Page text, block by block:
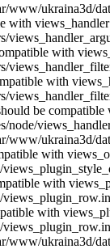
ukraina3d/
with
with
with
be
ukraina3d/
with
with
with
ukraina3d/